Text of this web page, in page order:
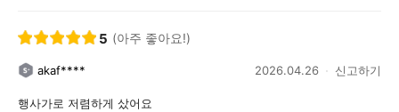
5 (아주 좋아요!)
akaf**** 2026.04.26 신고하기
행사가로 저렴하게 샀어요